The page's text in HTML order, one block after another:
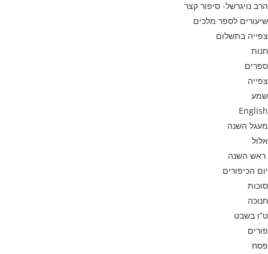
הרב נויגרשל- סיפור קצר
שיעורים לספר מלכים
צפייה בתשלום
חנות
ספרים
צפייה
שמע
English
מעגל השנה
אלול
ראש השנה
יום הכיפורים
סוכות
חנוכה
ט”ו בשבט
פורים
פסח